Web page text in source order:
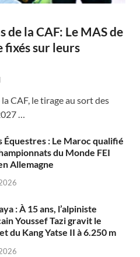
de la CAF: Le MAS de
fixés sur leurs
CAF, le tirage au sort des
…
Équestres : Le Maroc qualifié
du Monde FEI
Allemagne
: À 15 ans, l’alpiniste
Youssef Tazi gravit le
du Kang Yatse II à 6.250 m